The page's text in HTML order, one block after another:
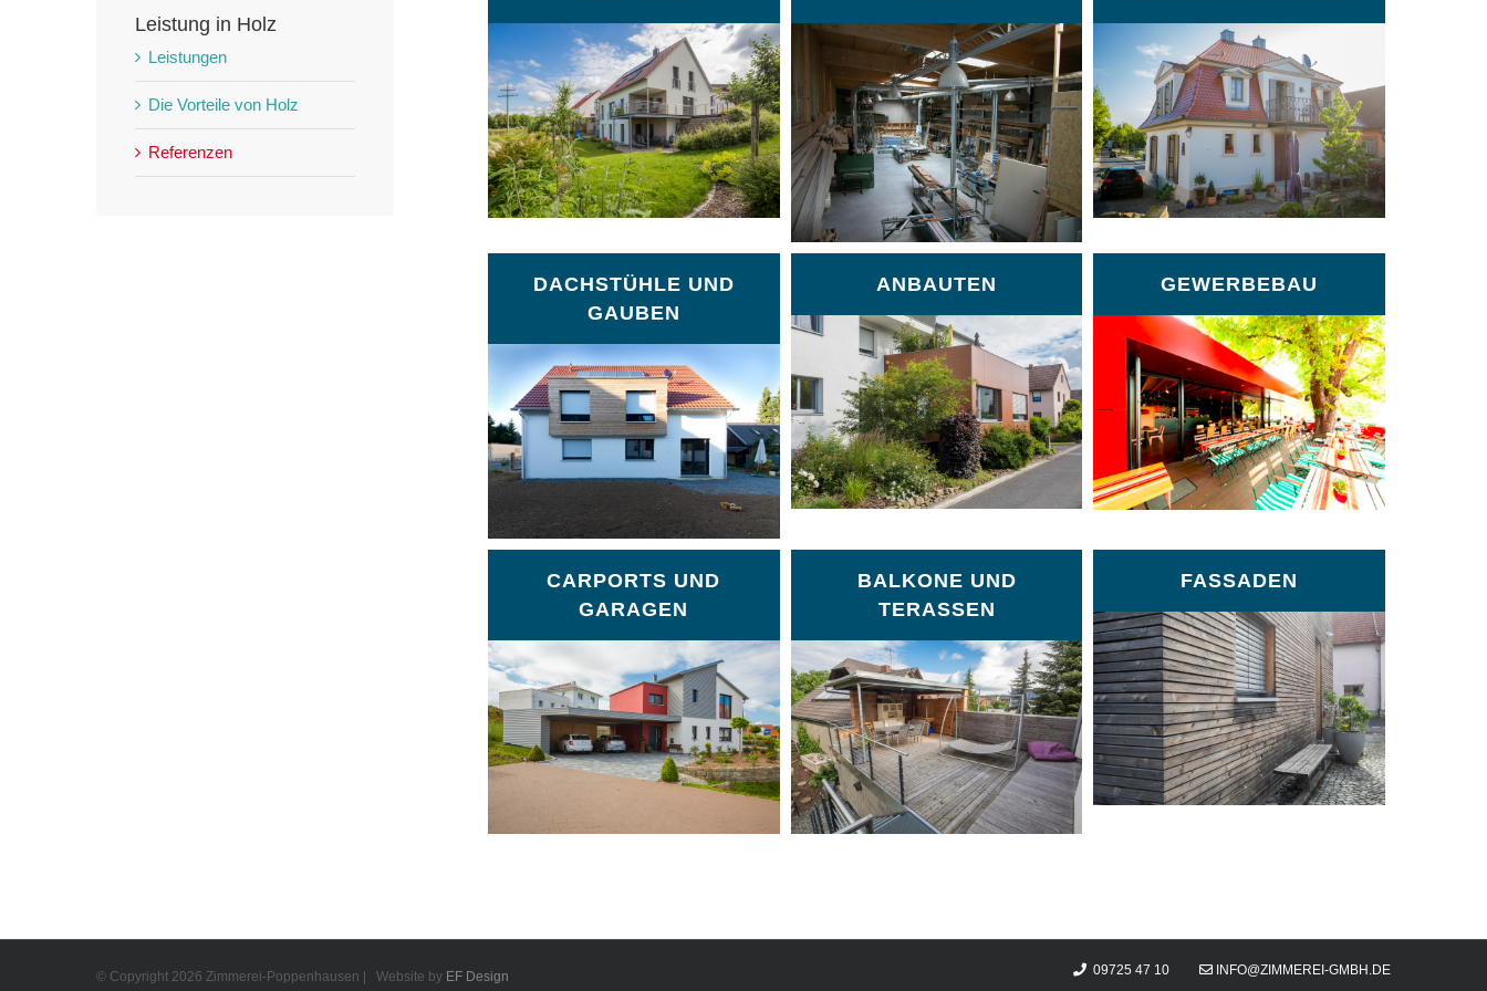
DACHSTÜHLE UND
GAUBEN
ANBAUTEN GEWERBEBAU
CARPORTS UND
GARAGEN
BALKONE UND
TERASSEN
FASSADEN
Leistung in Holz
Leistungen
Die Vorteile von Holz
Referenzen
© Copyright 2026 Zimmerei-Poppenhausen | Website by EF Design 09725 47 10 INFO@ZIMMEREI-GMBH.DE